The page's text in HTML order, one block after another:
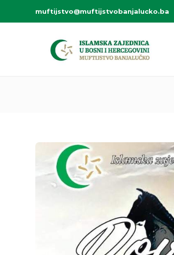
muftijstvo@muftijstvobanjalucko.ba